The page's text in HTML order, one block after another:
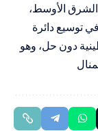
الشرق الأوسط،
توسيع دائرة
دون حل، وهو